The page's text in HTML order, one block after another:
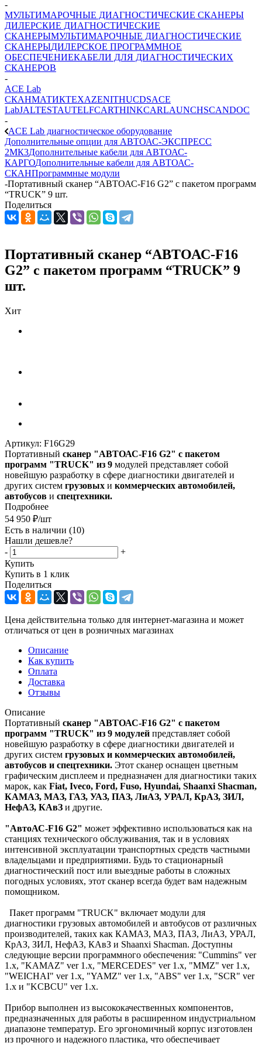
-
МУЛЬТИМАРОЧНЫЕ ДИАГНОСТИЧЕСКИЕ СКАНЕРЫ
ДИЛЕРСКИЕ ДИАГНОСТИЧЕСКИЕ
СКАНЕРЫМУЛЬТИМАРОЧНЫЕ ДИАГНОСТИЧЕСКИЕ
СКАНЕРЫДИЛЕРСКОЕ ПРОГРАММНОЕ
ОБЕСПЕЧЕНИЕКАБЕЛИ ДЛЯ ДИАГНОСТИЧЕСКИХ
СКАНЕРОВ
-
ACE Lab
СКАНМАТИКTEXAZENITHUCDSACE
LabJALTESTAUTELFCARTHINKCARLAUNCHSCANDOC
-
ACE Lab диагностическое оборудование
Дополнительные опции для АВТОАС-ЭКСПРЕСС
2МК3Дополнительные кабели для АВТОАС-
КАРГОДополнительные кабели для АВТОАС-
СКАНПрограммные модули
-Портативный сканер “АВТОАС-F16 G2” с пакетом программ
“TRUCK” 9 шт.
Поделиться
Портативный сканер “АВТОАС-F16
G2” с пакетом программ “TRUCK” 9
шт.
Хит
Артикул: F16G29
Портативный сканер "АВТОАС-F16 G2" с пакетом
программ "TRUCK" из 9 модулей представляет собой
новейшую разработку в сфере диагностики двигателей и
других систем грузовых и коммерческих автомобилей,
автобусов и спецтехники.
Подробнее
54 950 ₽/шт
Есть в наличии (10)
Нашли дешевле?
-
+
Купить
Купить в 1 клик
Поделиться
Цена действительна только для интернет-магазина и может
отличаться от цен в розничных магазинах
Описание
Как купить
Оплата
Доставка
Отзывы
Описание
Портативный сканер "АВТОАС-F16 G2" с пакетом
программ "TRUCK" из 9 модулей представляет собой
новейшую разработку в сфере диагностики двигателей и
других систем грузовых и коммерческих автомобилей,
автобусов и спецтехники. Этот сканер оснащен цветным
графическим дисплеем и предназначен для диагностики таких
марок, как Fiat, Iveco, Ford, Fuso, Hyundai, Shaanxi Shacman,
КАМАЗ, МАЗ, ГАЗ, УАЗ, ПАЗ, ЛиАЗ, УРАЛ, КрАЗ, ЗИЛ,
НефАЗ, КАвЗ и другие.
"АвтоАС-F16 G2" может эффективно использоваться как на
станциях технического обслуживания, так и в условиях
интенсивной эксплуатации транспортных средств частными
владельцами и предприятиями. Будь то стационарный
диагностический пост или выездные работы в сложных
погодных условиях, этот сканер всегда будет вам надежным
помощником.
Пакет программ "TRUCK" включает модули для
диагностики грузовых автомобилей и автобусов от различных
производителей, таких как КАМАЗ, МАЗ, ПАЗ, ЛиАЗ, УРАЛ,
КрАЗ, ЗИЛ, НефАЗ, КАвЗ и Shaanxi Shacman. Доступны
следующие версии программного обеспечения: "Cummins" ver
1.x, "KAMAZ" ver 1.x, "MERCEDES" ver 1.x, "MMZ" ver 1.x,
"WEICHAI" ver 1.x, "YAMZ" ver 1.x, "ABS" ver 1.x, "SCR" ver
1.x и "KCBCU" ver 1.х.
Прибор выполнен из высококачественных компонентов,
предназначенных для работы в расширенном индустриальном
диапазоне температур. Его эргономичный корпус изготовлен
из прочного и надежного пластика, что обеспечивает